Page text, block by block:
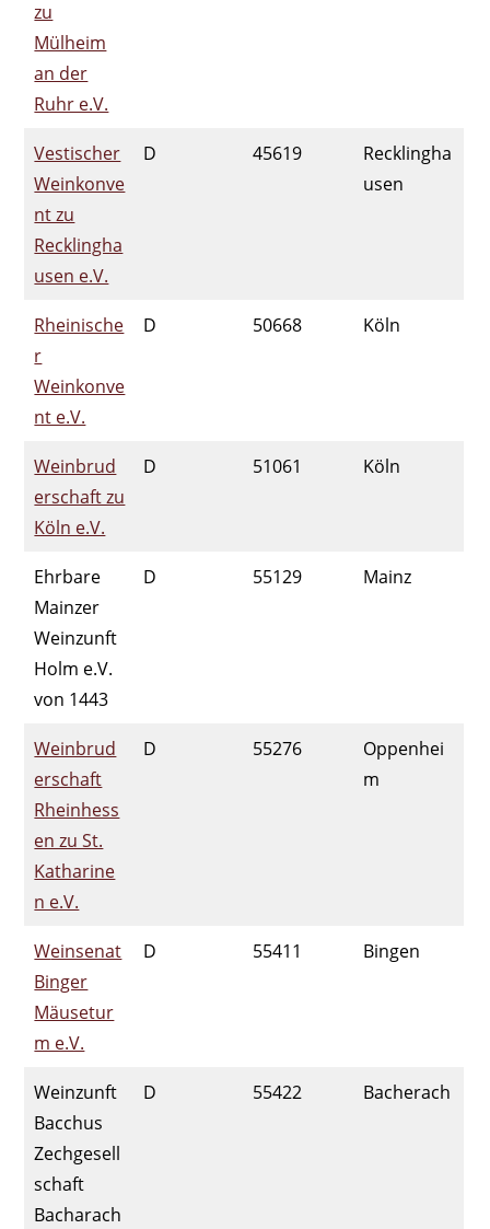
zu
Mülheim
an der
Ruhr e.V.
Vestischer
Weinkonve
nt zu
Recklingha
usen e.V.
D 45619
Recklingha
usen
Rheinische
r
Weinkonve
nt e.V.
D 50668 Köln
Weinbrud
erschaft zu
Köln e.V.
D 51061 Köln
Ehrbare
Mainzer
Weinzunft
Holm e.V.
von 1443
D 55129 Mainz
Weinbrud
erschaft
Rheinhess
en zu St.
Katharine
n e.V.
D 55276
Oppenhei
m
Weinsenat
Binger
Mäusetur
m e.V.
D 55411 Bingen
Weinzunft
Bacchus
Zechgesell
schaft
Bacharach
D 55422 Bacherach